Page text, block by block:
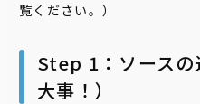
覧ください。）
Step 1：ソースの
大事！）